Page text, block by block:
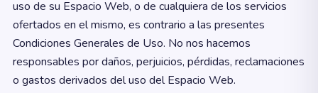
uso de su Espacio Web, o de cualquiera de los servicios
ofertados en el mismo, es contrario a las presentes
Condiciones Generales de Uso. No nos hacemos
responsables por daños, perjuicios, pérdidas, reclamaciones
o gastos derivados del uso del Espacio Web.